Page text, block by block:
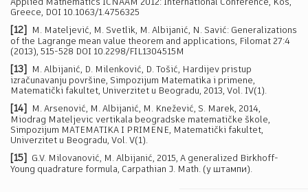
Applied Mathematics ICNAAM 2012: International Conference, Kos,
Greece, DOI 10.1063/1.4756325
[12]
M. Mateljević, M. Svetlik, M. Albijanić, N. Savić: Generalizations
of the Lagrange mean value theorem and applications, Filomat 27:4
(2013), 515-528 DOI 10.2298/FIL1304515M
[13]
M. Albijanić, D. Milenković, D. Tošić, Hardijev pristup
izračunavanju površine, Simpozijum Matematika i primene,
Matematički fakultet, Univerzitet u Beogradu, 2013, Vol. IV(1).
[14]
M. Arsenović, M. Albijanić, M. Knežević, S. Marek, 2014,
Miodrag Mateljevic vertikala beogradske matematičke škole,
Simpozijum MATEMATIKA I PRIMENE, Matematički fakultet,
Univerzitet u Beogradu, Vol. V(1).
[15]
G.V. Milovanović, M. Albijanić, 2015, A generalized Birkhoff-
Young quadrature formula, Carpathian J. Math. (у штампи).